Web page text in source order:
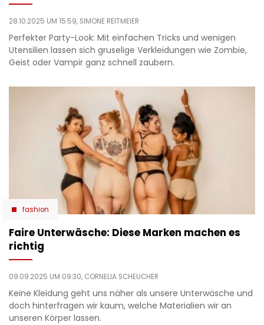
28.10.2025 UM 15:59, SIMONE REITMEIER
Perfekter Party-Look: Mit einfachen Tricks und wenigen
Utensilien lassen sich gruselige Verkleidungen wie Zombie,
Geist oder Vampir ganz schnell zaubern.
fashion
Faire Unterwäsche: Diese Marken machen es
richtig
09.09.2025 UM 09:30, CORNELIA SCHEUCHER
Keine Kleidung geht uns näher als unsere Unterwäsche und
doch hinterfragen wir kaum, welche Materialien wir an
unseren Körper lassen.